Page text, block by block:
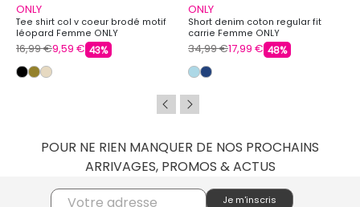
ONLY
Tee shirt col v coeur brodé motif
léopard Femme ONLY
16,99 €9,59 € 43%
ONLY
Short denim coton regular fit
carrie Femme ONLY
34,99 €17,99 € 48%
POUR NE RIEN MANQUER DE NOS PROCHAINS
ARRIVAGES, PROMOS & ACTUS